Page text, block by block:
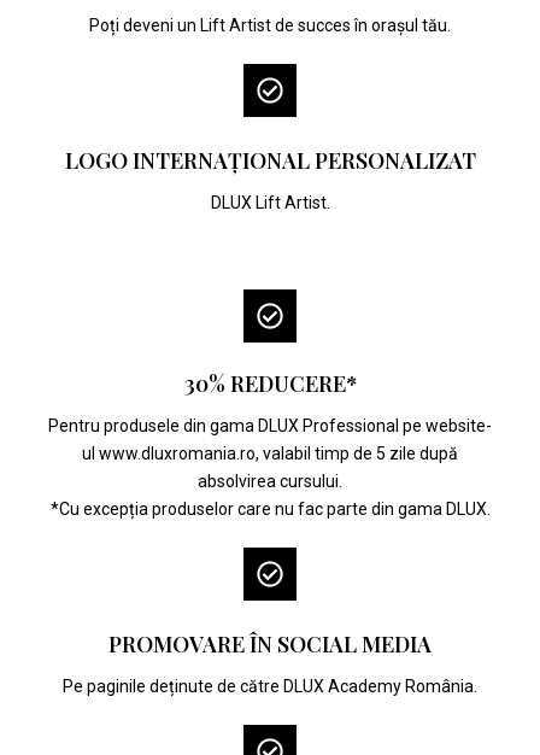
Poți deveni un Lift Artist de succes în orașul tău.
LOGO INTERNAȚIONAL PERSONALIZAT
DLUX Lift Artist.
30% REDUCERE*
Pentru produsele din gama DLUX Professional pe website-
ul www.dluxromania.ro, valabil timp de 5 zile după
absolvirea cursului.
*Cu excepția produselor care nu fac parte din gama DLUX.
PROMOVARE ÎN SOCIAL MEDIA
Pe paginile deținute de către DLUX Academy România.